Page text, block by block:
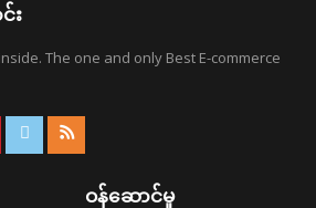
း
The one and only Best E-commerce
ဝန်ဆောင်မှု